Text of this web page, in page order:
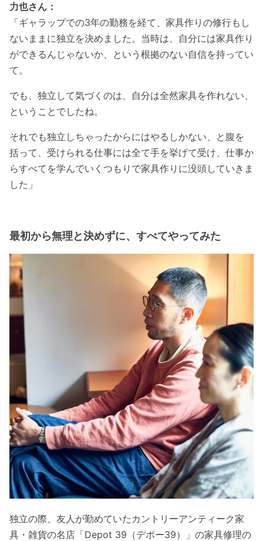
力也さん：
「ギャラップでの3年の勤務を経て、家具作りの修行もし
ないままに独立を決めました。当時は、自分には家具作り
ができるんじゃないか、という根拠のない自信を持ってい
て。
でも、独立して気づくのは、自分は全然家具を作れない、
ということでしたね。
それでも独立しちゃったからにはやるしかない、と腹を
括って、受けられる仕事には全て手を挙げて受け、仕事か
らすべてを学んでいくつもりで家具作りに没頭していきま
した」
最初から無理と決めずに、すべてやってみた
独立の際、友人が勤めていたカントリーアンティーク家
具・雑貨の名店「Depot 39（デポー39）」の家具修理の